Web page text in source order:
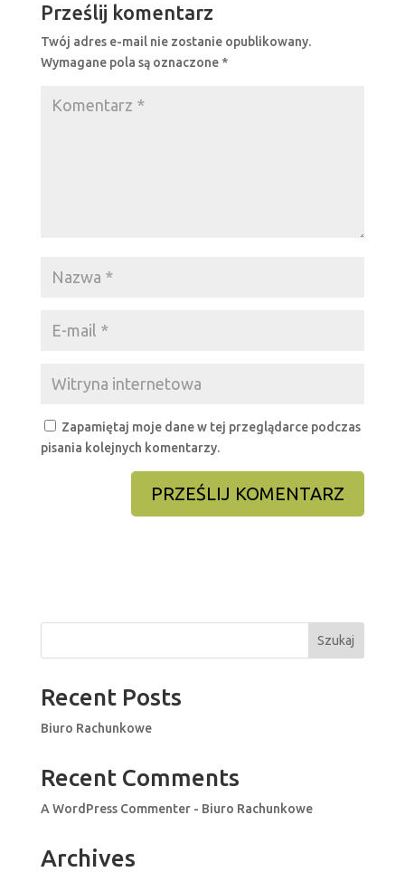
Prześlij komentarz
Twój adres e-mail nie zostanie opublikowany.
Wymagane pola są oznaczone *
Zapamiętaj moje dane w tej przeglądarce podczas
pisania kolejnych komentarzy.
Szukaj
Recent Posts
Biuro Rachunkowe
Recent Comments
A WordPress Commenter- Biuro Rachunkowe
Archives